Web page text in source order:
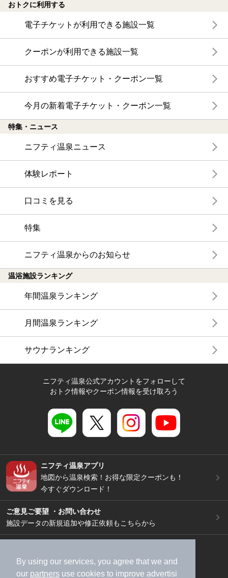
By using our services, you agree that we and
our partners use cookies to improve advertisi
おトクに利用する
電子チケットが利用できる施設一覧
クーポンが利用できる施設一覧
おすすめ電子チケット・クーポン一覧
今月の新着電子チケット・クーポン一覧
特集・ニュース
ニフティ温泉ニュース
体験レポート
口コミを見る
特集
ニフティ温泉からのお知らせ
温浴施設ランキング
年間温泉ランキング
月間温泉ランキング
サウナランキング
ニフティ温泉公式アカウントをフォローして
おトク情報やクーポン情報を受け取ろう
ニフティ温泉アプリ
地図から温泉検索！お得な限定クーポンも！
今すぐダウンロード！
ご意見ご要望 ・お問い合わせ
施設データの新規追加や修正依頼もこちらから
加盟店募集（資料請求）
広告出稿のご案内
利用規約
ライフスタイルMEMBERS+規約